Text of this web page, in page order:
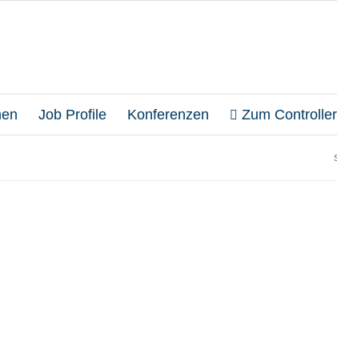
Job Profile Konferenzen Zum